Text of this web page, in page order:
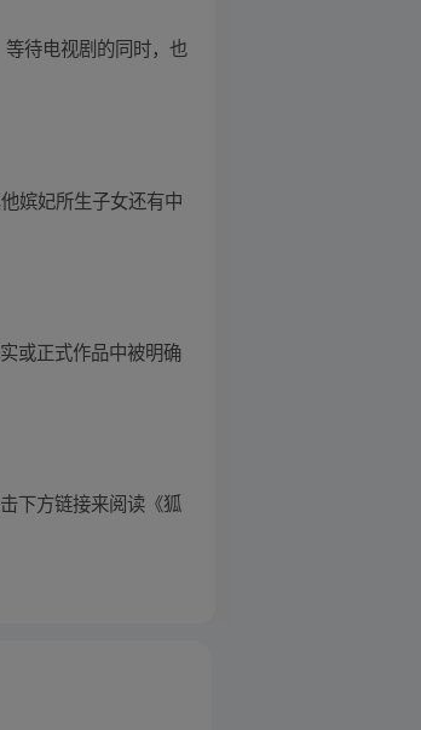
待电视剧的同时，也
嫔妃所生子女还有中
或正式作品中被明确
下方链接来阅读《狐